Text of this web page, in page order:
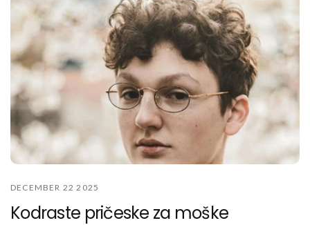
DECEMBER 22 2025
Kodraste pričeske za moške